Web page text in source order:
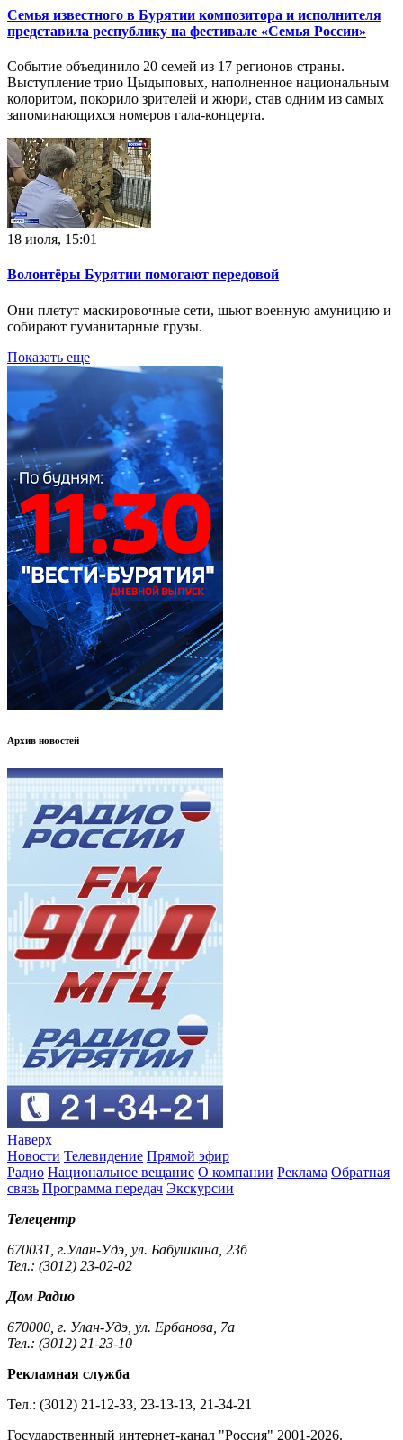
Семья известного в Бурятии композитора и исполнителя
представила республику на фестивале «Семья России»
Событие объединило 20 семей из 17 регионов страны.
Выступление трио Цыдыповых, наполненное национальным
колоритом, покорило зрителей и жюри, став одним из самых
запоминающихся номеров гала-концерта.
18 июля, 15:01
Волонтёры Бурятии помогают передовой
Они плетут маскировочные сети, шьют военную амуницию и
собирают гуманитарные грузы.
Показать еще
Архив новостей
Наверх
Новости Телевидение Прямой эфир
Радио Национальное вещание О компании Реклама Обратная
связь Программа передач Экскурсии
Телецентр
670031, г.Улан-Удэ, ул. Бабушкина, 23б
Тел.: (3012) 23-02-02
Дом Радио
670000, г. Улан-Удэ, ул. Ербанова, 7а
Тел.: (3012) 21-23-10
Рекламная служба
Тел.: (3012) 21-12-33, 23-13-13, 21-34-21
Государственный интернет-канал "Россия" 2001-2026.